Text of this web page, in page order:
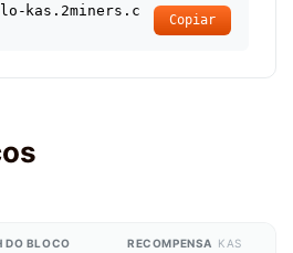
kas.2miners.c
Copiar
DO BLOCO RECOMPENSA KAS